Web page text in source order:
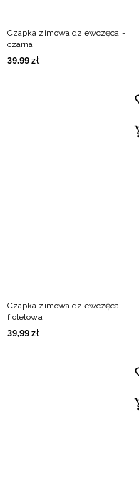
Czapka zimowa dziewczęca -
czarna
39,99 zł
Czapka zimowa dziewczęca -
fioletowa
39,99 zł